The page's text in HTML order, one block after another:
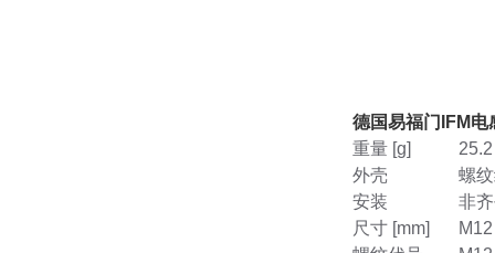
德国易福门IFM电
重量 [g]
25.2
外壳
螺
安装
非
尺寸 [mm]